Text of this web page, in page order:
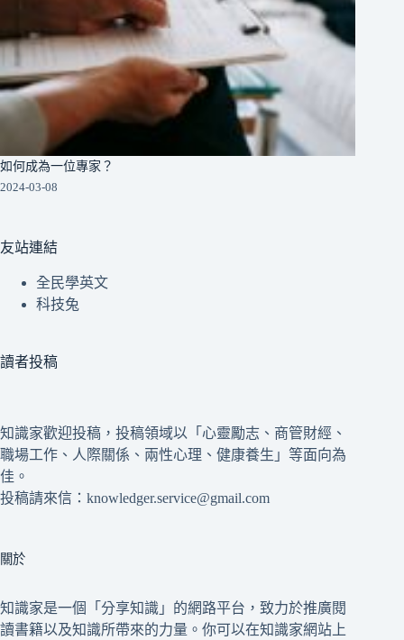
如何成為一位專家？
2024-03-08
友站連結
全民學英文
科技兔
讀者投稿
知識家歡迎投稿，投稿領域以「心靈勵志、商管財經、
職場工作、人際關係、兩性心理、健康養生」等面向為
佳。
投稿請來信：knowledger.service@gmail.com
關於
知識家是一個「分享知識」的網路平台，致力於推廣閱
讀書籍以及知識所帶來的力量。你可以在知識家網站上